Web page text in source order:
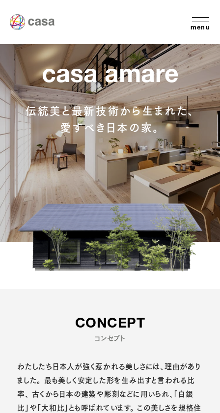
menu
casa amare
伝統美と最新技術から生まれた、
愛すべき日本の家。
CONCEPT
コンセプト
わたしたち日本人が強く惹かれる美しさには、理由があり
ました。 最も美しく安定した形を生み出すと言われる比
率、
古くから日本の建築や彫刻などに用いられ、「白銀
比」や「大和比」とも呼ばれています。 この美しさを規格住